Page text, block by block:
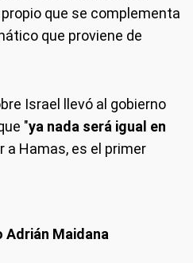
que se complementa
que proviene de
Israel llevó al gobierno
"ya nada será igual en
a Hamas, es el primer
Adrián Maidana